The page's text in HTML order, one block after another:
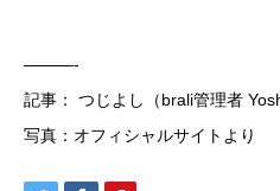
———-
記事： つじよし（brali管理者
写真：オフィシャルサイトより